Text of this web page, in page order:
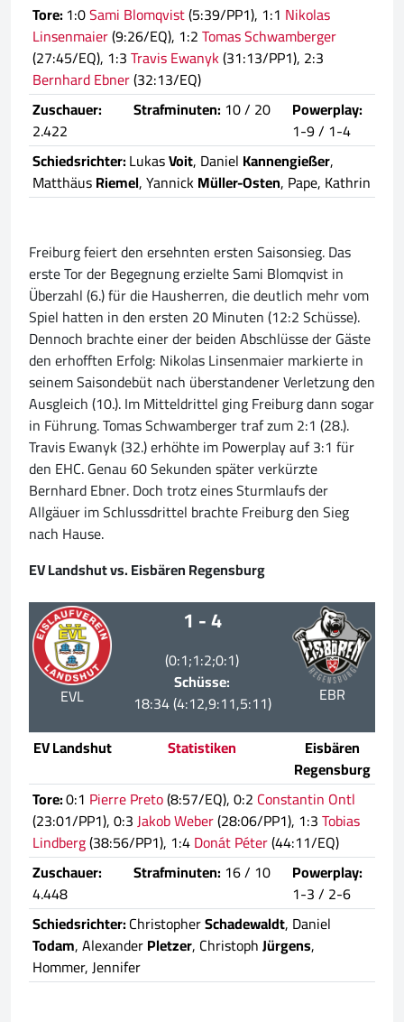
Tore:1:0Sami Blomqvist(5:39/PP1), 1:1 Nikolas
Linsenmaier(9:26/EQ), 1:2Tomas Schwamberger
(27:45/EQ), 1:3Travis Ewanyk(31:13/PP1), 2:3
Bernhard Ebner(32:13/EQ)
Zuschauer:
2.422
Strafminuten: 10 / 20
Powerplay:
1-9 / 1-4
Schiedsrichter:LukasVoit, Daniel Kannengießer,
MatthäusRiemel, YannickMüller-Osten, Pape, Kathrin
Freiburg feiert den ersehnten ersten Saisonsieg. Das
erste Tor der Begegnung erzielte Sami Blomqvist in
Überzahl (6.) für die Hausherren, die deutlich mehr vom
Spiel hatten in den ersten 20 Minuten (12:2 Schüsse).
Dennoch brachte einer der beiden Abschlüsse der Gäste
den erhofften Erfolg: Nikolas Linsenmaier markierte in
seinem Saisondebüt nach überstandener Verletzung den
Ausgleich (10.). Im Mitteldrittel ging Freiburg dann sogar
in Führung. Tomas Schwamberger traf zum 2:1 (28.).
Travis Ewanyk (32.) erhöhte im Powerplay auf 3:1 für
den EHC. Genau 60 Sekunden später verkürzte
Bernhard Ebner. Doch trotz eines Sturmlaufs der
Allgäuer im Schlussdrittel brachte Freiburg den Sieg
nach Hause.
EV Landshut vs. Eisbären Regensburg
EVL
1 - 4
(0:1;1:2;0:1)
Schüsse:
18:34 (4:12,9:11,5:11)
EBR
EV Landshut
Statistiken
Eisbären
Regensburg
Tore:0:1 Pierre Preto(8:57/EQ), 0:2 Constantin Ontl
(23:01/PP1), 0:3Jakob Weber(28:06/PP1), 1:3Tobias
Lindberg(38:56/PP1), 1:4Donát Péter(44:11/EQ)
Zuschauer:
4.448
Strafminuten: 16 / 10
Powerplay:
1-3 / 2-6
Schiedsrichter:ChristopherSchadewaldt, Daniel
Todam, AlexanderPletzer, ChristophJürgens,
Hommer, Jennifer